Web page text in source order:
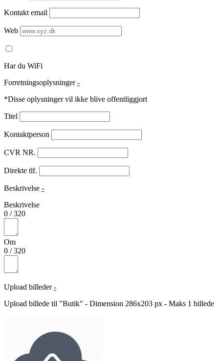
Kontakt email
Web
Har du WiFi
Forretningsoplysninger -
*Disse oplysninger vil ikke blive offentliggjort
Titel
Kontaktperson
CVR NR.
Direkte tlf.
Beskrivelse -
Beskrivelse
0 /320
Om
0 /320
Upload billeder -
Upload billede til "Butik" - Dimension 286x203 px - Maks 1 billede